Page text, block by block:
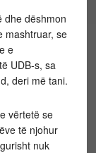
dhe dëshmon
mashtruar, se
e
UDB-s, sa
deri më tani.
vërtetë se
të njohur
nuk